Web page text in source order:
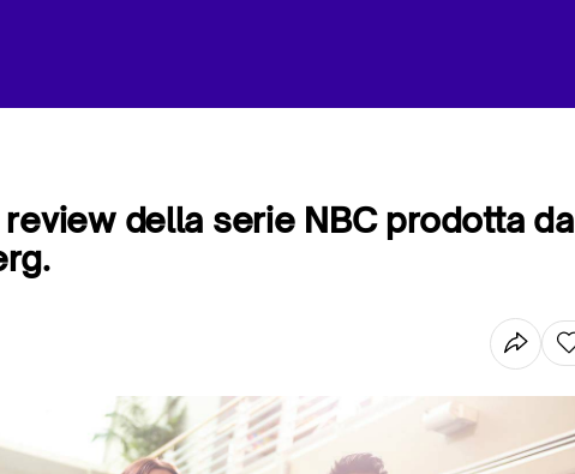
della serie NBC prodotta da